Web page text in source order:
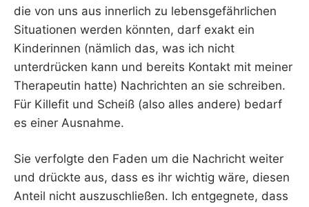
die von uns aus innerlich zu lebensgefährlichen
Situationen werden könnten, darf exakt ein
Kinderinnen (nämlich das, was ich nicht
unterdrücken kann und bereits Kontakt mit meiner
Therapeutin hatte) Nachrichten an sie schreiben.
Für Killefit und Scheiß (also alles andere) bedarf
es einer Ausnahme.
Sie verfolgte den Faden um die Nachricht weiter
und drückte aus, dass es ihr wichtig wäre, diesen
Anteil nicht auszuschließen. Ich entgegnete, dass